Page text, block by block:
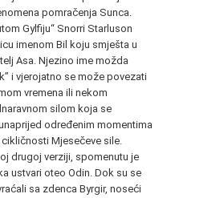
pomračenja Sunca.
Gylfiju“ Snorri Starluson
imenom Bil koju smješta u
Asa. Njezino ime možda
i vjerojatno se može povezati
vremena ili nekom
silom koja se
određenim momentima
Mjesečeve sile.
drugoj verziji, spomenutu je
ustvari oteo Odin. Dok su se
sa zdenca Byrgir, noseći